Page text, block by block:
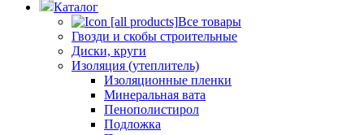
Каталог
Все товары
Гвозди и скобы строительные
Диски, круги
Изоляция (утеплитель)
Изоляционные пленки
Минеральная вата
Пенополистирол
Подложка